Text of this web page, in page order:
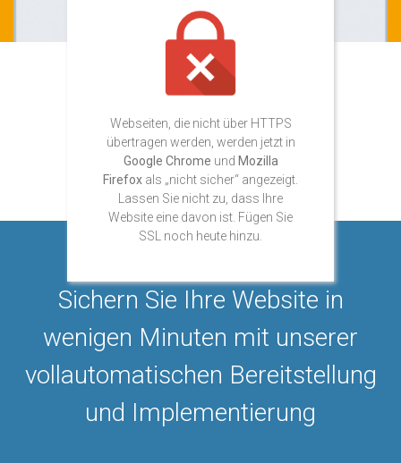
Webseiten, die nicht über HTTPS
übertragen werden, werden jetzt in
Google Chrome und Mozilla
Firefox als „nicht sicher“ angezeigt.
Lassen Sie nicht zu, dass Ihre
Website eine davon ist. Fügen Sie
SSL noch heute hinzu.
Sichern Sie Ihre Website in
wenigen Minuten mit unserer
vollautomatischen Bereitstellung
und Implementierung